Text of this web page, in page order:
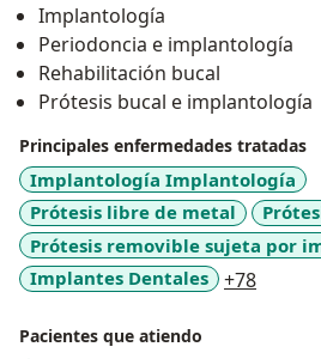
Implantología
Periodoncia e implantología
Rehabilitación bucal
Prótesis bucal e implantología
Principales enfermedades tratadas
Implantología Implantología
Prótesis libre de metal
Prótesis removible sujeta por
Implantes Dentales
+78
Pacientes que atiendo